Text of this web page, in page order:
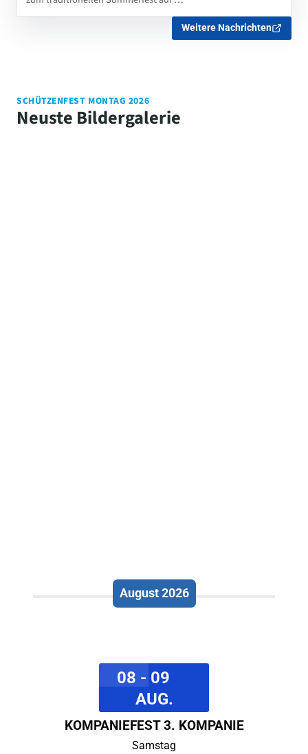
Weitere Nachrichten
SCHÜTZENFEST MONTAG 2026
Neuste Bildergalerie
August 2026
08 - 09
AUG.
KOMPANIEFEST 3. KOMPANIE
Samstag